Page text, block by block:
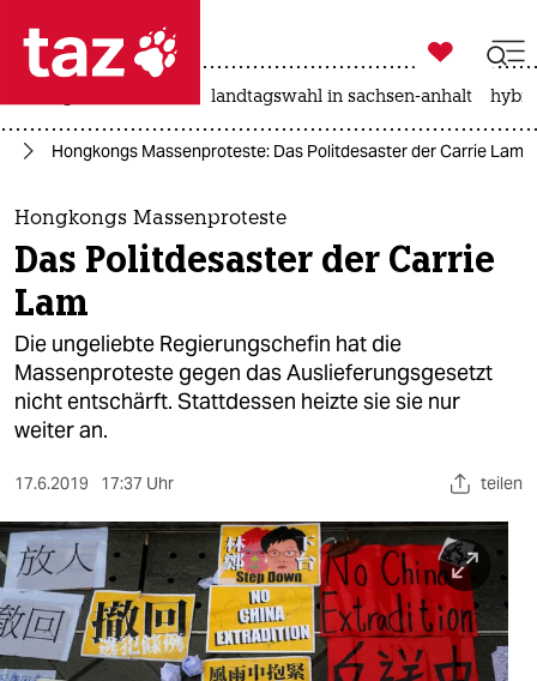
 taz zahl ich
taz zahl ich
themen
politik
öko
gesellschaft
kultur
sport
berlin
nord
wahrheit

taz zahl ich
landtagswahl in sachsen-anhalt
Hongkongs Massenproteste: Das Politdesaster der Carrie Lam
Hongkongs Massenproteste
Das Politdesaster der Carrie
Lam
Die ungeliebte Regierungschefin hat die
Massenproteste gegen das Auslieferungsgesetzt
nicht entschärft. Stattdessen heizte sie sie nur
weiter an.
17.6.2019 17:37 Uhr teilen